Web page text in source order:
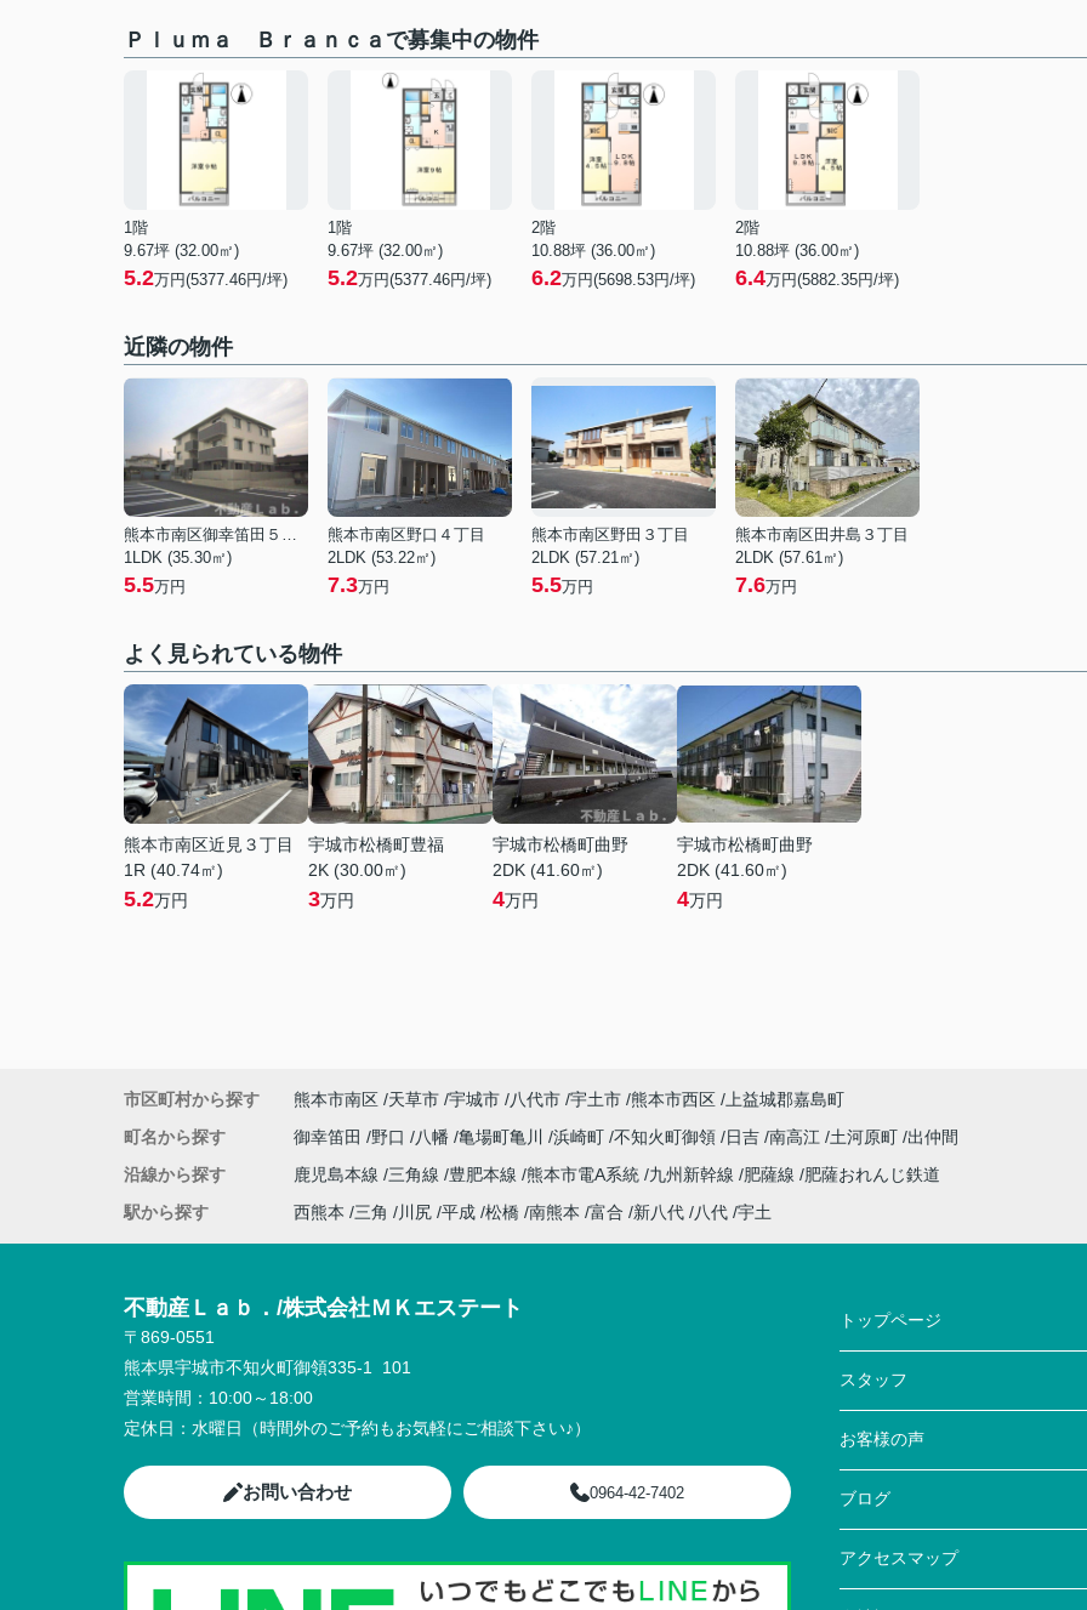
Ｐｌｕｍａ Ｂｒａｎｃａで募集中の物件
1階
9.67坪 (32.00㎡)
5.2万円(5377.46円/坪)
1階
9.67坪 (32.00㎡)
5.2万円(5377.46円/坪)
2階
10.88坪 (36.00㎡)
6.2万円(5698.53円/坪)
2階
10.88坪 (36.00㎡)
6.4万円(5882.35円/坪)
近隣の物件
熊本市南区御幸笛田５丁目
1LDK (35.30㎡)
5.5万円
熊本市南区野口４丁目
2LDK (53.22㎡)
7.3万円
熊本市南区野田３丁目
2LDK (57.21㎡)
5.5万円
熊本市南区田井島３丁目
2LDK (57.61㎡)
7.6万円
よく見られている物件
熊本市南区近見３丁目
1R (40.74㎡)
5.2万円
宇城市松橋町豊福
2K (30.00㎡)
3万円
宇城市松橋町曲野
2DK (41.60㎡)
4万円
宇城市松橋町曲野
2DK (41.60㎡)
4万円
市区町村から探す 熊本市南区 天草市 宇城市 八代市 宇土市 熊本市西区
上益城郡嘉島町
町名から探す
御幸笛田 野口 八幡 亀場町亀川 浜崎町 不知火町御領 日吉 南高江 土河原町 出仲間
沿線から探す
鹿児島本線 三角線 豊肥本線 熊本市電A系統 九州新幹線 肥薩線
肥薩おれんじ鉄道
駅から探す
西熊本 三角 川尻 平成 松橋 南熊本 富合 新八代 八代 宇土
不動産Ｌａｂ．/株式会社ＭＫエステート
〒869-0551
熊本県宇城市不知火町御領335-1 101
営業時間： 10:00～18:00
定休日： 水曜日（時間外のご予約もお気軽にご相談下さい♪）
お問い合わせ 0964-42-7402
トップページ
スタッフ
お客様の声
ブログ
アクセスマップ